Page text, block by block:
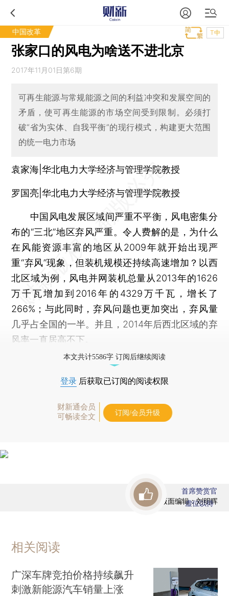
中国改革 T中
张家口的风电为啥送不进北京
2017年11月01日第6期
可再生能源与常规能源之间的利益冲突和发展空间的
矛盾，使可再生能源的市场空间受到限制。必须打
破“省为实体、自我平衡”的现行模式，构建更大范围
的统一电力市场
袁家海|华北电力大学经济与管理学院教授
罗国亮|华北电力大学经济与管理学院教授
中国风电发展区域间严重不平衡，风电密集分
布的“三北”地区弃风严重。令人费解的是，为什么
在风能资源丰富的地区从2009年就开始出现严
重“弃风”现象，但装机规模还持续高速增加？以西
北区域为例，风电并网装机总量从2013年的1626
万千瓦增加到2016年的4329万千瓦，增长了
266%；与此同时，弃风问题也更加突出，弃风量
几乎占全国的一半。并且，2014年后西北区域的弃
风率一直居高不下。
本文共计5586字 订阅后继续阅读
登录 后获取已订阅的阅读权限
财新通会员
可畅读全文
订阅/会员升级
版面编辑：刘明晖
首席赞赏官
虚位以待
相关阅读
广深车牌竞拍价格持续飙升
刺激新能源汽车销量上涨